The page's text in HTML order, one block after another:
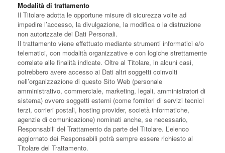
Modalità di trattamento
Il Titolare adotta le opportune misure di sicurezza volte ad
impedire l’accesso, la divulgazione, la modifica o la distruzione
non autorizzate dei Dati Personali.
Il trattamento viene effettuato mediante strumenti informatici e/o
telematici, con modalità organizzative e con logiche strettamente
correlate alle finalità indicate. Oltre al Titolare, in alcuni casi,
potrebbero avere accesso ai Dati altri soggetti coinvolti
nell’organizzazione di questo Sito Web (personale
amministrativo, commerciale, marketing, legali, amministratori di
sistema) ovvero soggetti esterni (come fornitori di servizi tecnici
terzi, corrieri postali, hosting provider, società informatiche,
agenzie di comunicazione) nominati anche, se necessario,
Responsabili del Trattamento da parte del Titolare. L’elenco
aggiornato dei Responsabili potrà sempre essere richiesto al
Titolare del Trattamento.